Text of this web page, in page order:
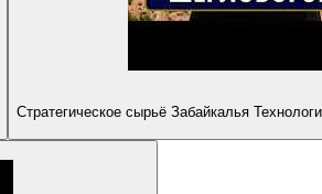
Стратегическое сырьё Забайкалья